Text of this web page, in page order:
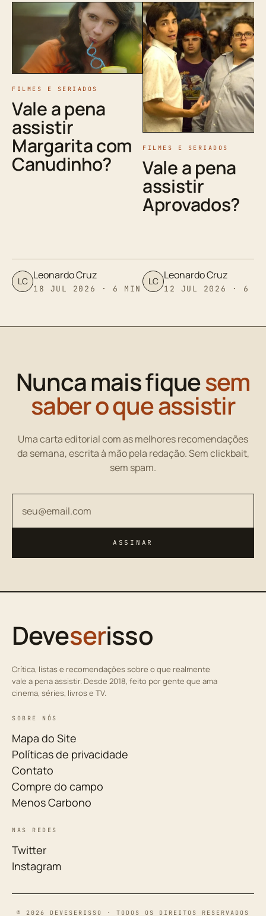
FILMES E SERIADOS
Vale a pena
assistir
Margarita com
Canudinho?
LC Leonardo Cruz
18 JUL 2026 · 6 MIN
FILMES E SERIADOS
Vale a pena
assistir
Aprovados?
LC Leonardo Cruz
12 JUL 2026 · 6
Nunca mais fiquesem
saber o que assistir
Uma carta editorial com as melhores recomendações
da semana, escrita à mão pela redação. Sem clickbait,
sem spam.
ASSINAR
Deveserisso
Crítica, listas e recomendações sobre o que realmente
vale a pena assistir. Desde 2018, feito por gente que ama
cinema, séries, livros e TV.
SOBRE NÓS
Mapa do Site
Políticas de privacidade
Contato
Compre do campo
Menos Carbono
NAS REDES
Twitter
Instagram
© 2026 DEVESERISSO · TODOS OS DIREITOS RESERVADOS